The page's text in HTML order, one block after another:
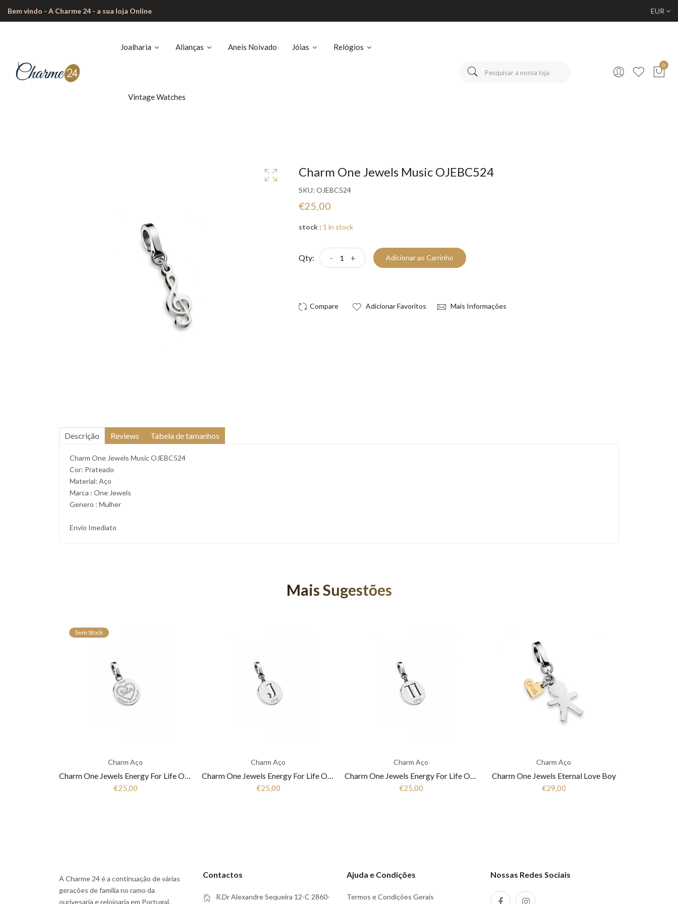
Bem vindo - A Charme 24 - a sua loja Online EUR
Joalharia Alianças Aneis Noivado Jóias Relógios
Vintage Watches
0
Charm One Jewels Music OJEBC524
SKU: OJEBC524
€25,00
stock : 1 in stock
Qty: - + Adicionar ao Carrinho
Adicionar Favoritos Mais Informações
Descrição Reviews Tabela de tamanhos
Charm One Jewels Music OJEBC524
Cor: Prateado
Material: Aço
Marca : One Jewels
Genero : Mulher
Envio Imediato
Mais Sugestões
Sem Stock
Charm Aço
Charm One Jewels Energy For Life OJEBC050
€25,00
Charm Aço
Charm One Jewels Energy For Life OJEBCL-J
€25,00
Charm Aço
Charm One Jewels Energy For Life OJEBCL-H
€25,00
Charm Aço
Charm One Jewels Eternal Love Boy
€29,00
A Charme 24 é a continuação de várias
geracões de familia no ramo da
ourivesaria e relojoaria em Portugal.
Contactos
R.Dr Alexandre Sequeira 12-C 2860-
Ajuda e Condições
Termos e Condições Gerais
Nossas Redes Sociais